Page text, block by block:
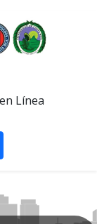
Línea